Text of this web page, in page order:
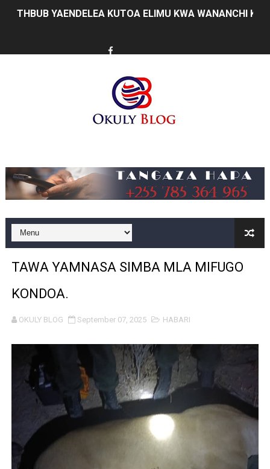
THBUB YAENDELEA KUTOA ELIMU KWA WANANCHI
PINDA APONGEZA TVLA KWA KUJENGA UWEZO WA
MFUMO WA M+2 WAIMARISHA UHAKIKA WA MAFUTA
DKT. SIMBEYE ASISITIZA UMOJA WA VYUO VYA
FCC YAENDELEA KUJENGA MAZINGIRA BORA YA
MATI TECHNOLOGIES YAONYESHA UWEZO WA
WAJASIRIAMALI KUTOKA PEMBA WATEMBELEA
BRELA YATOA ELIMU YA URASIMISHAJI BIASHARA
TARURA YATAJWA KUWA MIONGONI MWA TAASISI
Mkurugenzi Green Acres ataja sababu kuanzisha klabu
TAWA YAMNASA SIMBA MLA MIFUGO
KONDOA.
OKULY BLOG September 07, 2025 HABARI